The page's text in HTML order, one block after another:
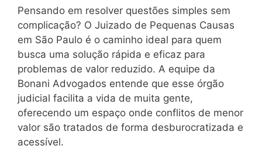
Pensando em resolver questões simples sem
complicação? O Juizado de Pequenas Causas
em São Paulo é o caminho ideal para quem
busca uma solução rápida e eficaz para
problemas de valor reduzido. A equipe da
Bonani Advogados entende que esse órgão
judicial facilita a vida de muita gente,
oferecendo um espaço onde conflitos de menor
valor são tratados de forma desburocratizada e
acessível.